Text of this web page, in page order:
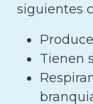
siguientes
Tienen